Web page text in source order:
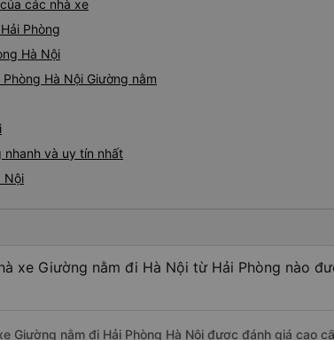
các nhà xe
Phòng
Hà Nội
Hà Nội Giường nằm
nhanh và uy tín nhất
Nội
xe Giường nằm đi Hà Nội từ Hải Phòng nào
Giường nằm đi Hải Phòng Hà Nội được đánh giá cao